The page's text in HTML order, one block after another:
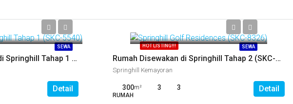
SEWA
Disewakan Rumah 10×30 di Springhill Tahap 1 (SKC-5540)
Detail
HOT LISTING!!! SEWA
Rumah Disewakan di Springhill Tahap 2 (SKC-8398)
Springhill Kemayoran
300m² 3 3
RUMAH
Detail